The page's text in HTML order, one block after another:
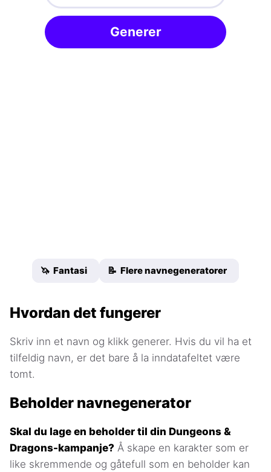
Generer
🦄 Fantasi 📝 Flere navnegeneratorer
Hvordan det fungerer
Skriv inn et navn og klikk generer. Hvis du vil ha et
tilfeldig navn, er det bare å la inndatafeltet være
tomt.
Beholder navnegenerator
Skal du lage en beholder til din Dungeons &
Dragons-kampanje? Å skape en karakter som er
like skremmende og gåtefull som en beholder kan